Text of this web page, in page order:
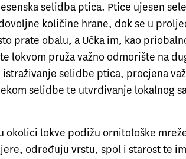
selidba ptica. Ptice ujesen
količine hrane, dok se u
prate obalu, a Učka im, kao
lokvom pruža važno odmorište na
selidbe ptica, procjena
selidbe te utvrđivanje lokalnog
okolici lokve podižu ornitološke
određuju vrstu, spol i starost te